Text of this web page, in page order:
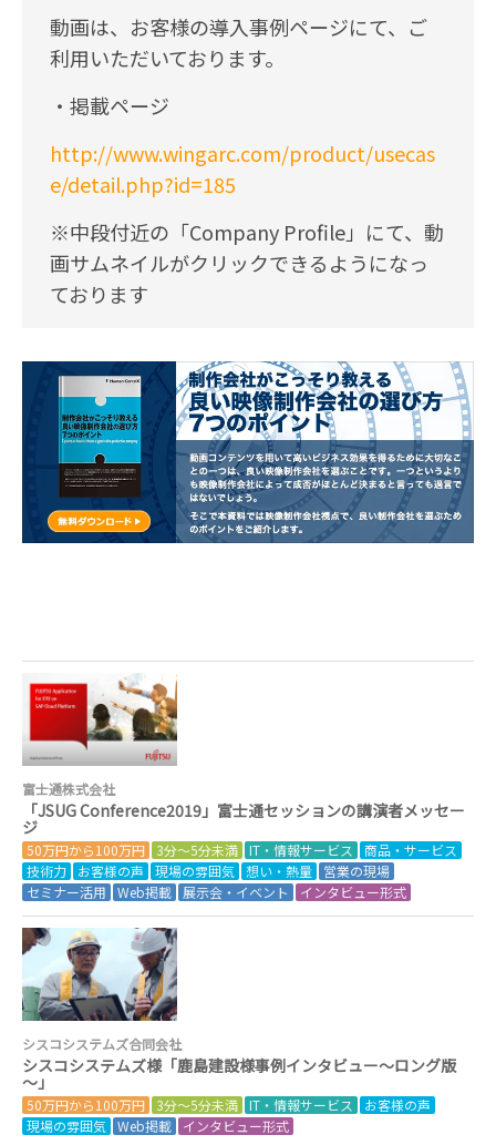
動画は、お客様の導入事例ページにて、ご
利用いただいております。
・掲載ページ
http://www.wingarc.com/product/usecas
e/detail.php?id=185
※中段付近の「Company Profile」にて、動
画サムネイルがクリックできるようになっ
ております
富士通株式会社
「JSUG Conference2019」富士通セッションの講演者メッセー
ジ
50万円から100万円 3分～5分未満 IT・情報サービス
商品・サービス
技術力
お客様の声 現場の雰囲気 想い・熱量
営業の現場
セミナー活用
Web掲載 展示会・イベント インタビュー形式
シスコシステムズ合同会社
シスコシステムズ様「鹿島建設様事例インタビュー～ロング版
～」
50万円から100万円 3分～5分未満 IT・情報サービス
お客様の声
現場の雰囲気
Web掲載 インタビュー形式